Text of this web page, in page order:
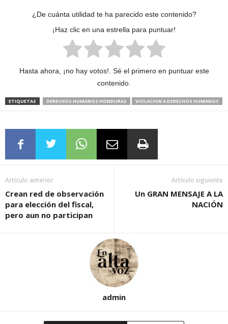
¿De cuánta utilidad te ha parecido este contenido?
¡Haz clic en una estrella para puntuar!
Hasta ahora, ¡no hay votos!. Sé el primero en puntuar este
contenido.
ETIQUETAS DERECHOS HUMANOS HONDURAS VIOLACION A DERECHOS HUMANOS
Artículo anterior
Crean red de observación
para elección del fiscal,
pero aun no participan
Artículo siguiente
Un GRAN MENSAJE A LA
NACIÓN
admin